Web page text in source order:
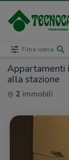
Appartamenti
alla stazione
2 immobili
Filtra ricerca